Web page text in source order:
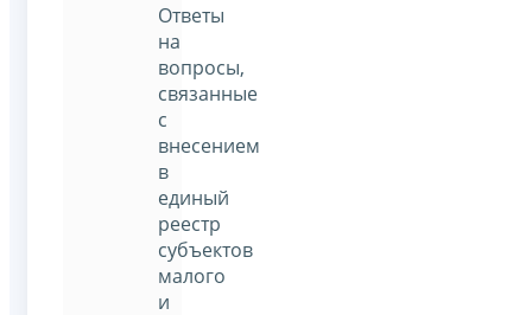
Ответы
на
вопросы,
связанные
с
внесением
в
единый
реестр
субъектов
малого
и